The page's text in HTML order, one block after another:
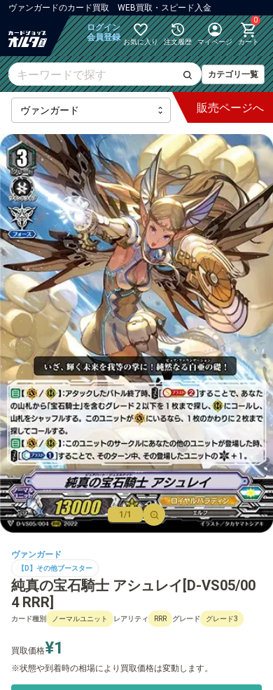
ヴァンガードのカード買取 WEB買取・スピード入金
ログイン
会員登録 お気に入り 注文履歴 マイページ
0
カート
カテゴリ一覧
最新弾
【DZ】ブースター
【DZ】その他ブースター
【DZ】デッキなど
【D】ブースター
【D】その他ブースター
【D】デッキなど
【DPR】PRカード
販売ページへ
1/1
ヴァンガード
【D】その他ブースター
純真の宝石騎士 アシュレイ[D-VS05/00
4 RRR]
カード種別 ノーマルユニット レアリティ RRR グレード グレード3
買取価格¥1
状態や到着時の相場により買取価格は変動します。